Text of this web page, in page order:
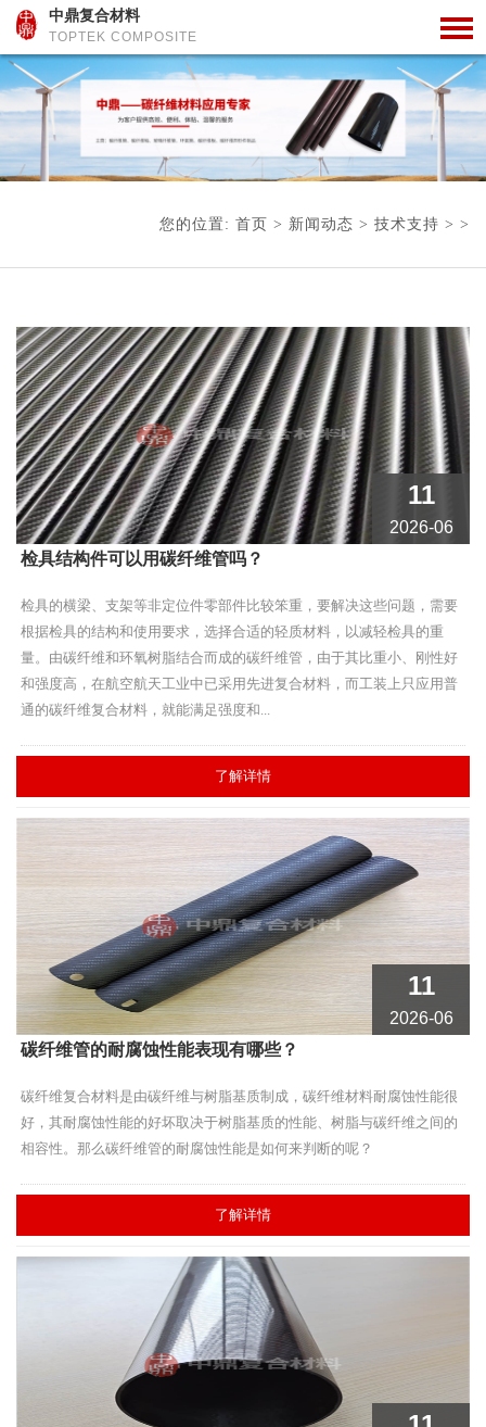
中鼎复合材料
TOPTEK COMPOSITE
您的位置: 首页 > 新闻动态 > 技术支持 > >
11
2026-06
检具结构件可以用碳纤维管吗？
检具的横梁、支架等非定位件零部件比较笨重，要解决这些问题，需要
根据检具的结构和使用要求，选择合适的轻质材料，以减轻检具的重
量。由碳纤维和环氧树脂结合而成的碳纤维管，由于其比重小、刚性好
和强度高，在航空航天工业中已采用先进复合材料，而工装上只应用普
通的碳纤维复合材料，就能满足强度和...
了解详情
11
2026-06
碳纤维管的耐腐蚀性能表现有哪些？
碳纤维复合材料是由碳纤维与树脂基质制成，碳纤维材料耐腐蚀性能很
好，其耐腐蚀性能的好坏取决于树脂基质的性能、树脂与碳纤维之间的
相容性。那么碳纤维管的耐腐蚀性能是如何来判断的呢？​
了解详情